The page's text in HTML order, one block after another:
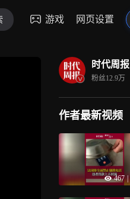
游戏 网页设置
时代周报
粉丝12.9万
作者最新视频
467